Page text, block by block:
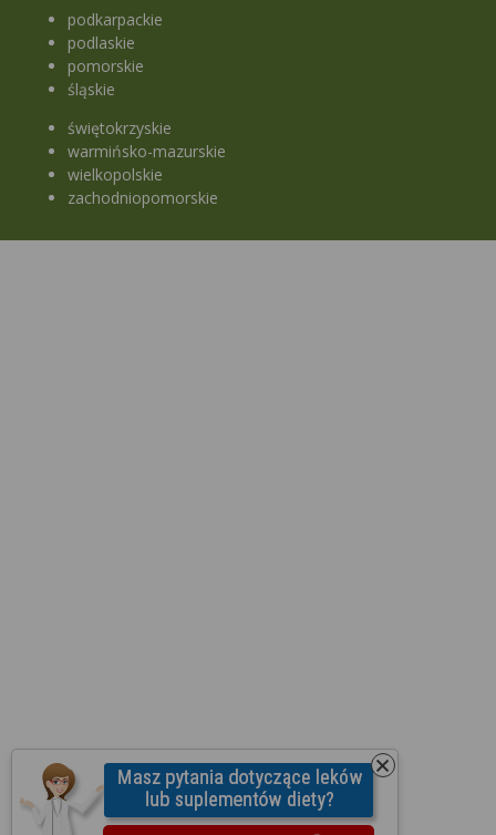
podkarpackie
podlaskie
pomorskie
śląskie
świętokrzyskie
warmińsko-mazurskie
wielkopolskie
zachodniopomorskie